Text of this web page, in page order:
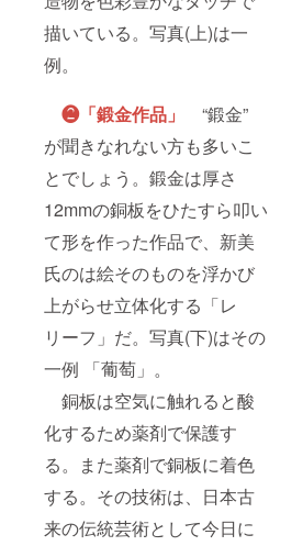
描いている。写真(上)は一
例。
❷「鍛金作品」 “鍛金”
が聞きなれない方も多いこ
とでしょう。鍛金は厚さ
12mmの銅板をひたすら叩い
て形を作った作品で、新美
氏のは絵そのものを浮かび
上がらせ立体化する「レ
リーフ」だ。写真(下)はその
一例 「葡萄」。
銅板は空気に触れると酸
化するため薬剤で保護す
る。また薬剤で銅板に着色
する。その技術は、日本古
来の伝統芸術として今日に